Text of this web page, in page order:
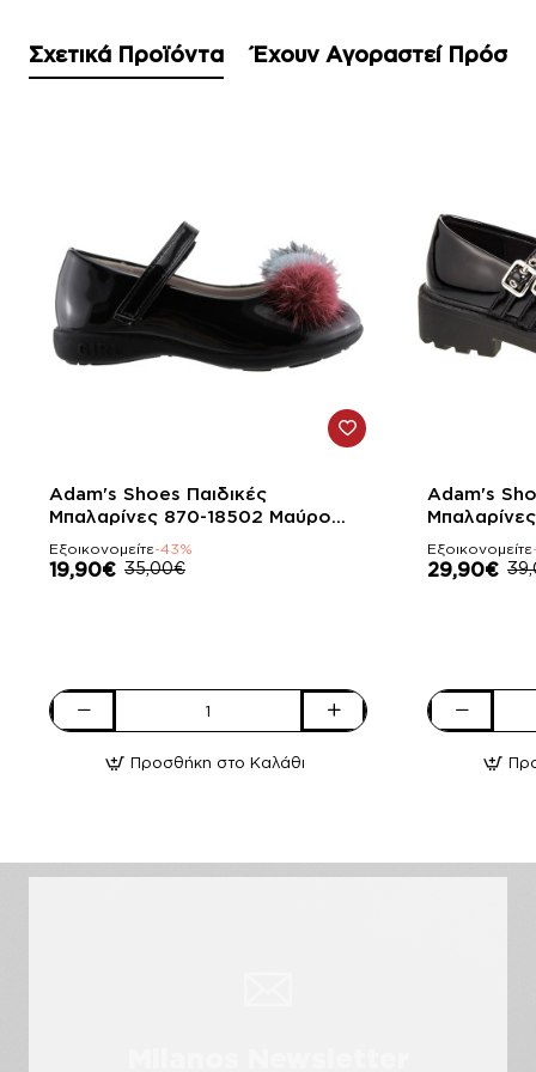
Σχετικά Προϊόντα Έχουν Αγοραστεί
-43%
Adam's Shoes Παιδικές
Μπαλαρίνες 870-18502 Μαύρο
Λουστρίνι
Εξοικονομείτε-43%
19,90€ 35,00€
Adam's
Παιδικές
Λουστρίνι
Προσθήκη στο Καλάθι
-23%
Adam's
Λουστρίνι
Εξοικονομείτε
29,90€
Adam's
Παιδικές
Λουστρίνι